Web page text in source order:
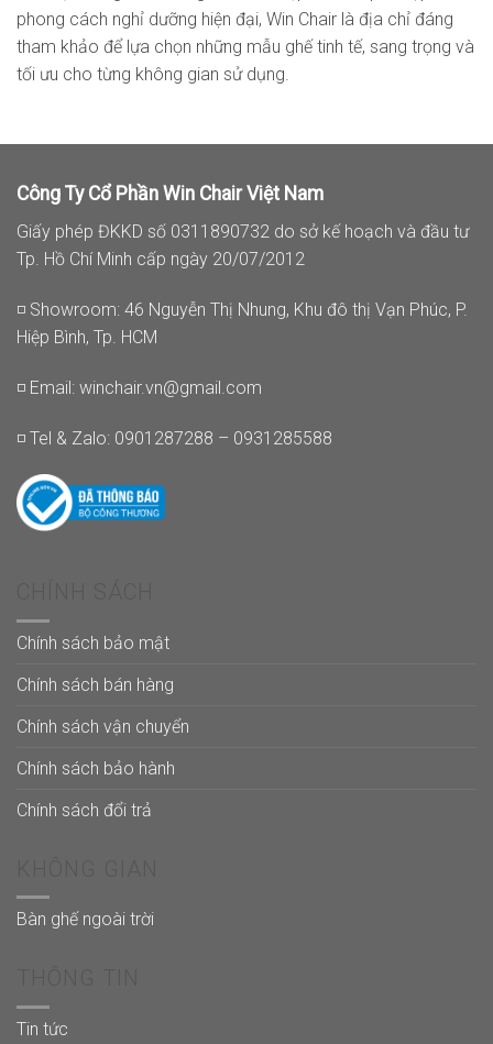
phong cách nghỉ dưỡng hiện đại, Win Chair là địa chỉ đáng
tham khảo để lựa chọn những mẫu ghế tinh tế, sang trọng và
tối ưu cho từng không gian sử dụng.
Công Ty Cổ Phần Win Chair Việt Nam
Giấy phép ĐKKD số 0311890732 do sở kế hoạch và đầu tư
Tp. Hồ Chí Minh cấp ngày 20/07/2012
◽ Showroom: 46 Nguyễn Thị Nhung, Khu đô thị Vạn Phúc, P.
Hiệp Bình, Tp. HCM
◽ Email: winchair.vn@gmail.com
◽ Tel & Zalo: 0901287288 – 0931285588
Chính sách bảo mật
Chính sách bán hàng
Chính sách vận chuyển
Chính sách bảo hành
Chính sách đổi trả
Bàn ghế ngoài trời
Tin tức